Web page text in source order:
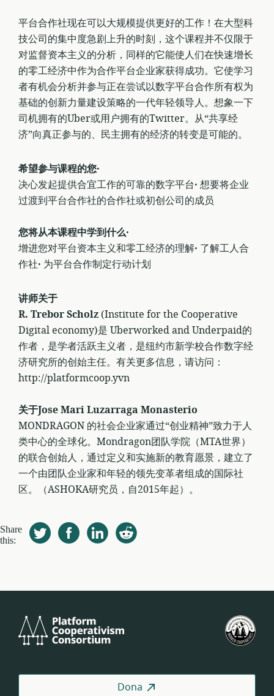
平台合作社现在可以大规模提供更好的工作！在大型科
技公司的集中度急剧上升的时刻，这个课程并不仅限于
对监督资本主义的分析，同样的它能使人们在快速增长
的零工经济中作为合作平台企业家获得成功。它使学习
者有机会分析并参与正在尝试以数字平台合作所有权为
基础的创新力量建设策略的一代年轻领导人。想象一下
司机拥有的Uber或用户拥有的Twitter。从“共享经
济”向真正参与的、民主拥有的经济的转变是可能的。
希望参与课程的您·
决心发起提供合宜工作的可靠的数字平台· 想要将企业
过渡到平台合作社的合作社或初创公司的成员
您将从本课程中学到什么·
增进您对平台资本主义和零工经济的理解· 了解工人合
作社· 为平台合作制定行动计划
讲师关于
R. Trebor Scholz (Institute for the Cooperative
Digital economy)是 Uberworked and Underpaid的
作者，是学者活跃主义者，是纽约市新学校合作数字经
济研究所的创始主任。有关更多信息，请访问：
http://platformcoop.yvn
关于Jose Mari Luzarraga Monasterio
MONDRAGON 的社会企业家通过“创业精神”致力于人
类中心的全球化。Mondragon团队学院（MTA世界）
的联合创始人，通过定义和实施新的教育愿景，建立了
一个由团队企业家和年轻的领先变革者组成的国际社
区。（ASHOKA研究员，自2015年起）。
Share
this:
Cooperativism
Dona